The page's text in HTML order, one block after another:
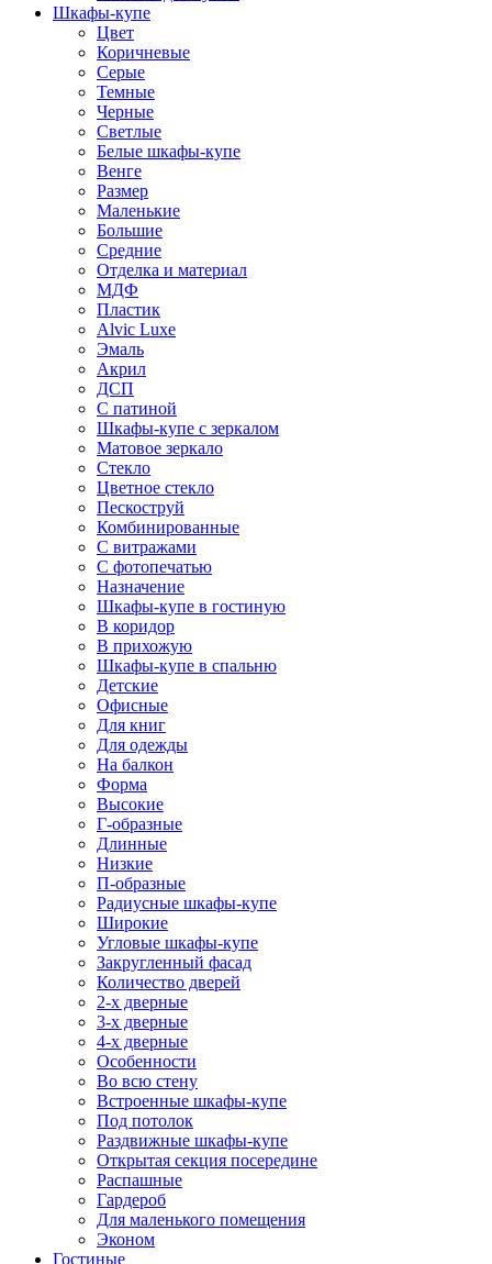
Шкафы-купе
Цвет
Коричневые
Серые
Темные
Черные
Светлые
Белые шкафы-купе
Венге
Размер
Маленькие
Большие
Средние
Отделка и материал
МДФ
Пластик
Alvic Luxe
Эмаль
Акрил
ДСП
С патиной
Шкафы-купе с зеркалом
Матовое зеркало
Стекло
Цветное стекло
Пескоструй
Комбинированные
С витражами
С фотопечатью
Назначение
Шкафы-купе в гостиную
В коридор
В прихожую
Шкафы-купе в спальню
Детские
Офисные
Для книг
Для одежды
На балкон
Форма
Высокие
Г-образные
Длинные
Низкие
П-образные
Радиусные шкафы-купе
Широкие
Угловые шкафы-купе
Закругленный фасад
Количество дверей
2-х дверные
3-х дверные
4-х дверные
Особенности
Во всю стену
Встроенные шкафы-купе
Под потолок
Раздвижные шкафы-купе
Открытая секция посередине
Распашные
Гардероб
Для маленького помещения
Эконом
Гостиные